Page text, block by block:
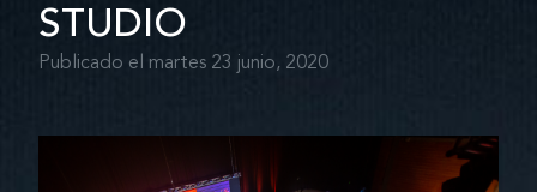
STUDIO
Publicado el martes 23 junio, 2020